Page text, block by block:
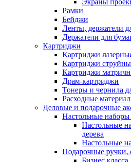
Экраны
Рамки
Бейджи
Ленты, держатели
Держатели для
Картриджи
Картриджи
Картриджи
Картриджи
Драм-картриджи
Тонеры и чернила
Расходные
Деловые и подарочные
Настольные наборы
Настольные
дерева
Настольные
Подарочные ручки,